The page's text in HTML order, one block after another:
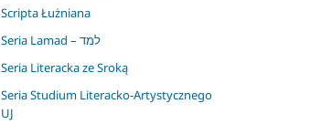
Scripta Łużniana
Seria Lamad – למד
Seria Literacka ze Sroką
Seria Studium Literacko-Artystycznego
UJ